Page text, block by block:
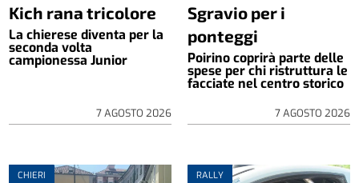
Kich rana tricolore
La chierese diventa per la
seconda volta
campionessa Junior
7 AGOSTO 2026
Sgravio per i
ponteggi
Poirino coprirà parte delle
spese per chi ristruttura le
facciate nel centro storico
7 AGOSTO 2026
CHIERI RALLY